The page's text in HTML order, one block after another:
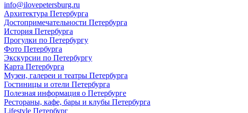
info@ilovepetersburg.ru
Архитектура Петербурга
Достопримечательности Петербурга
История Петербурга
Прогулки по Петербургу
Фото Петербурга
Экскурсии по Петербургу
Карта Петербурга
Музеи, галереи и театры Петербурга
Гостиницы и отели Петербурга
Полезная информация о Петербурге
Рестораны, кафе, бары и клубы Петербурга
Lifestyle Петербург